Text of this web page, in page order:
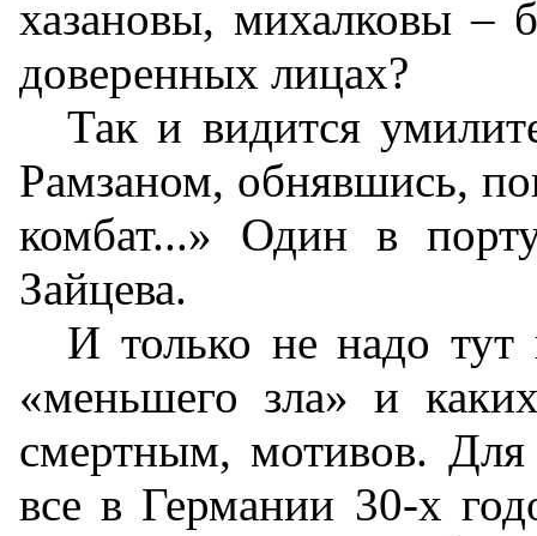
хазановы, михалковы –
доверенных лицах?
Так и видится
Рамзаном, обнявшись,
комбат...» Один в
Зайцева.
И только не надо тут
«меньшего зла» и
смертным, мотивов.
все в Германии 30-х